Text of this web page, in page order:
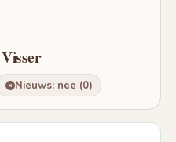
Nieuws: nee (0)